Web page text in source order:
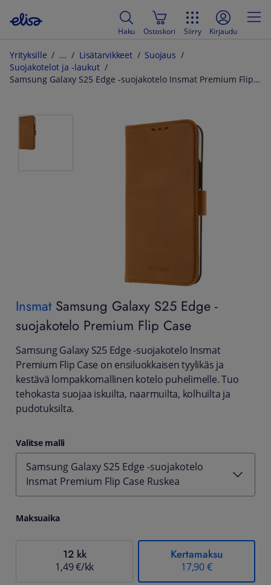
Haku Ostoskori Siirry Kirjaudu
Yrityksille Lisätarvikkeet
Suojaus
Suojakotelot ja -laukut
Samsung Galaxy S25 Edge -suojakotelo Insmat Premium Flip Case
Insmat Samsung Galaxy S25 Edge -
suojakotelo Premium Flip Case
Samsung Galaxy S25 Edge -suojakotelo Insmat
Premium Flip Case on ensiluokkaisen tyylikäs ja
kestävä lompakkomallinen kotelo puhelimelle. Tuo
tehokasta suojaa iskuilta, naarmuilta, kolhuilta ja
pudotuksilta.
Valitse malli
Samsung Galaxy S25 Edge -suojakotelo
Insmat Premium Flip Case Ruskea
Maksuaika
12 kk
1,49 €/kk
Kertamaksu
17,90 €